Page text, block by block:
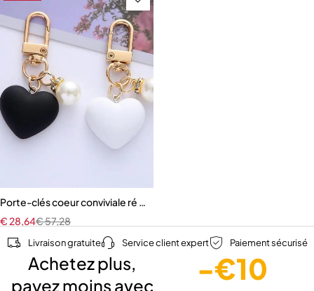
Porte-clés coeur conviviale ré noir blanc avec perles
€57,28
€28,64
Livraison gratuite Service client expert Paiement sécurisé
Achetez plus,
payez moins avec
-€10